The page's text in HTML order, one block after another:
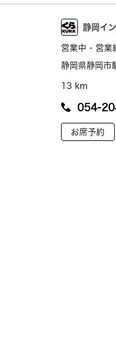
静岡イ
営業中 - 営業
静岡県静岡市
13 km
054-
お席予約